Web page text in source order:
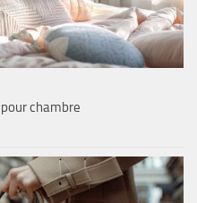
chambre